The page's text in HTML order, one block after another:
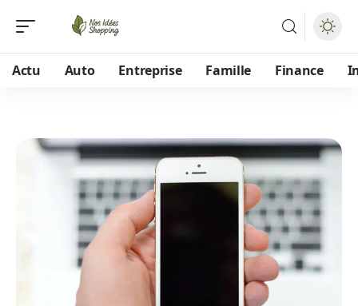
Actu Auto Entreprise Famille Finance